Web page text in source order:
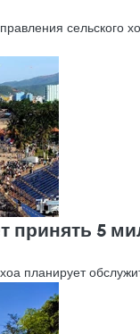
сельского
принять 5
планирует